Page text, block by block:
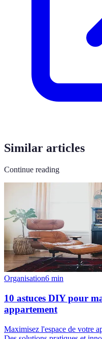
Similar articles
Continue reading
Organisation6 min
10 astuces DIY pour
appartement
Maximisez l'espace de votre